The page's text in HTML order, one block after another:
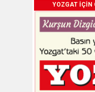
YOZGAT İÇİN